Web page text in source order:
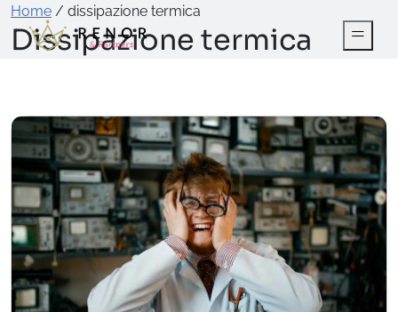
Home / dissipazione termica
Dissipazione termica